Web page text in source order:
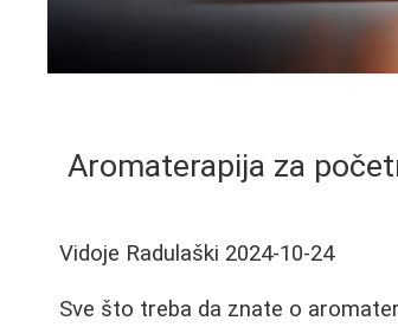
Aromaterapija za
Vidoje Radulaški 2024-10-24
Sve što treba da znate o